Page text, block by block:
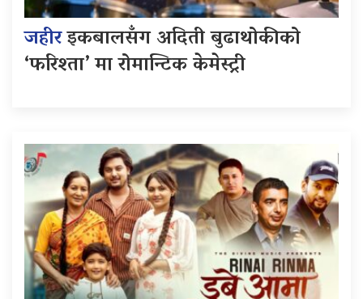
जहीरइकबालसँग अदिती बुढाथोकीको
‘फरिश्ता’ मा रोमान्टिक केमेस्ट्री